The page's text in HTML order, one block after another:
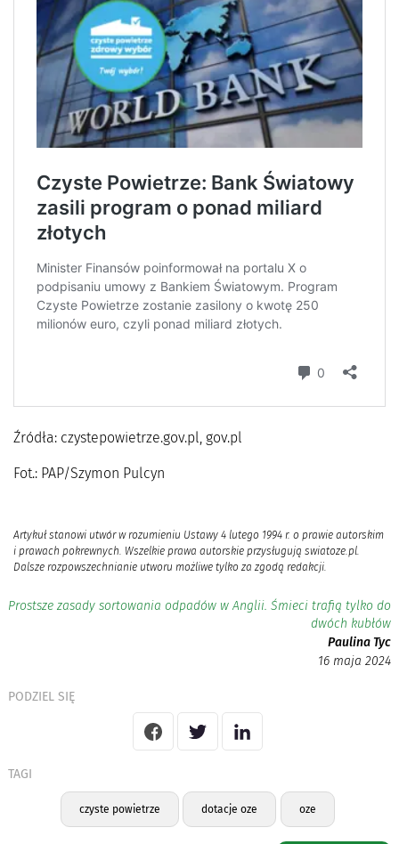
Źródła: czystepowietrze.gov.pl, gov.pl
Fot.: PAP/Szymon Pulcyn
Artykuł stanowi utwór w rozumieniu Ustawy 4 lutego 1994 r. o prawie autorskim
i prawach pokrewnych. Wszelkie prawa autorskie przysługują swiatoze.pl.
Dalsze rozpowszechnianie utworu możliwe tylko za zgodą redakcji.
Prostsze zasady sortowania odpadów w Anglii. Śmieci trafią tylko do
dwóch kubłów
Paulina Tyc
16 maja 2024
PODZIEL SIĘ
TAGI
czyste powietrze dotacje oze oze